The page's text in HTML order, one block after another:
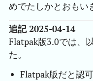
めでたしかとおもい
追記 2025-04-14
Flatpak版3.0では、
た。
Flatpak版だと認